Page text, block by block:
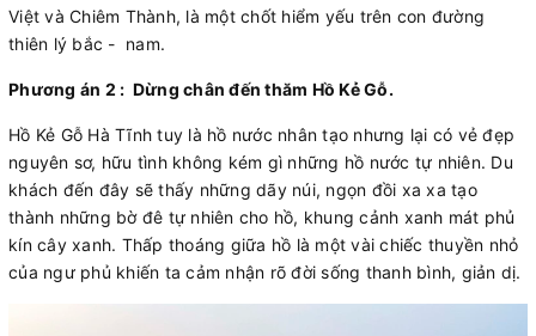
Việt và Chiêm Thành, là một chốt hiểm yếu trên con đường
thiên lý bắc - nam.
Phương án 2 : Dừng chân đến thăm Hồ Kẻ Gỗ.
Hồ Kẻ Gỗ Hà Tĩnh tuy là hồ nước nhân tạo nhưng lại có vẻ đẹp
nguyên sơ, hữu tình không kém gì những hồ nước tự nhiên. Du
khách đến đây sẽ thấy những dãy núi, ngọn đồi xa xa tạo
thành những bờ đê tự nhiên cho hồ, khung cảnh xanh mát phủ
kín cây xanh. Thấp thoáng giữa hồ là một vài chiếc thuyền nhỏ
của ngư phủ khiến ta cảm nhận rõ đời sống thanh bình, giản dị.